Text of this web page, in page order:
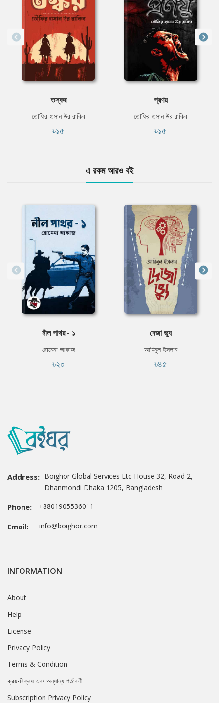
তস্কর
তৌফির হাসান উর রাকিব
৳১৫
প্রণয়
তৌফির হাসান উর রাকিব
৳১৫
এ রকম আরও বই
নীল পাথর - ১
রোমেনা আফাজ
৳২০
দেজা ভ্যু
আমিনুল ইসলাম
৳৪৫
Address: Boighor Global Services Ltd House 32, Road 2,
Dhanmondi Dhaka 1205, Bangladesh
Phone: +8801905536011
Email: info@boighor.com
INFORMATION
About
Help
License
Privacy Policy
Terms & Condition
ক্রয়-বিক্রয় এবং অন্যান্য শর্তাবলী
Subscription Privacy Policy